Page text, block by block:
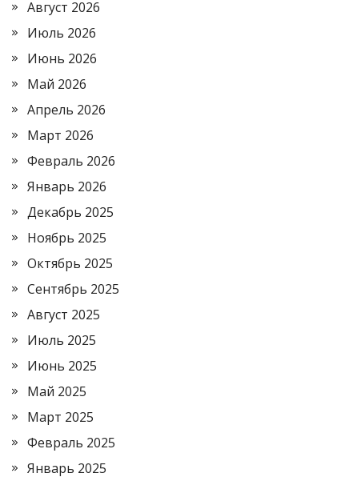
Август 2026
Июль 2026
Июнь 2026
Май 2026
Апрель 2026
Март 2026
Февраль 2026
Январь 2026
Декабрь 2025
Ноябрь 2025
Октябрь 2025
Сентябрь 2025
Август 2025
Июль 2025
Июнь 2025
Май 2025
Март 2025
Февраль 2025
Январь 2025